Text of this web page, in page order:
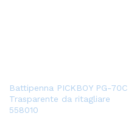
Battipenna PICKBOY PG-70C
Trasparente da ritagliare
558010